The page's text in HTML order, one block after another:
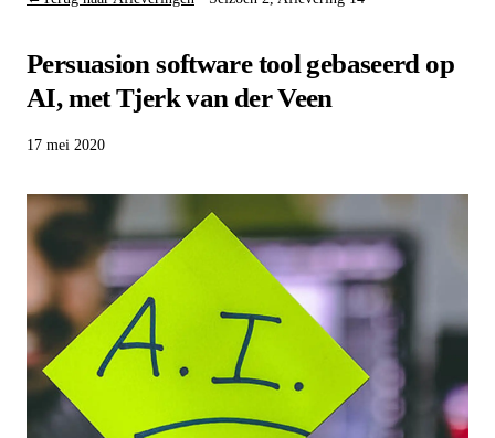
Persuasion software tool gebaseerd op
AI, met Tjerk van der Veen
17 mei 2020